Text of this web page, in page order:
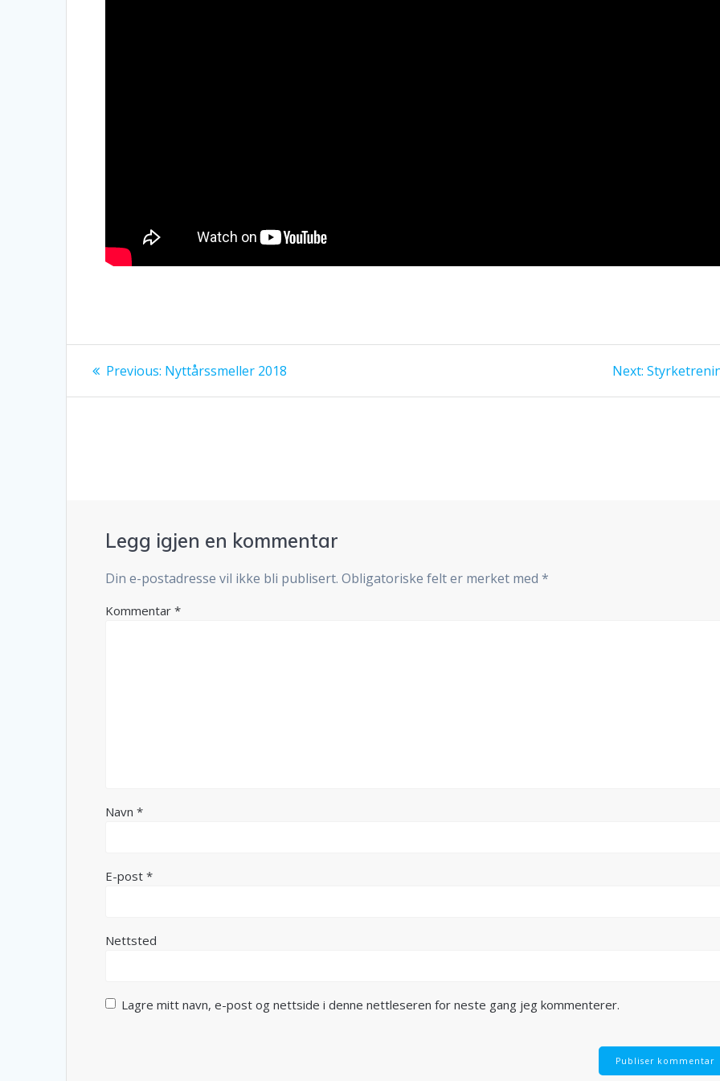
Innleggsnavigasjon
Previous: Previous
Nyttårssmeller 2018 Next: Next
Legg igjen en kommentar
Din e-postadresse vil ikke bli publisert. Obligatoriske felt er merket med*
Kommentar*
Navn*
E-post*
Nettsted
Lagre mitt navn, e-post og nettside i denne nettleseren for neste gang jeg kommenterer.